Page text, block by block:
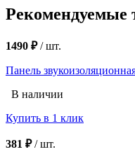
Рекомендуемые
1490 ₽/шт.
Панель
В наличии
Купить в 1 клик
381 ₽/шт.